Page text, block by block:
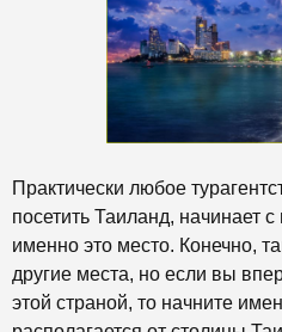
Практически любое
посетить Таиланд, начинает
именно это место. Конечно,
другие места, но если вы
этой страной, то начните